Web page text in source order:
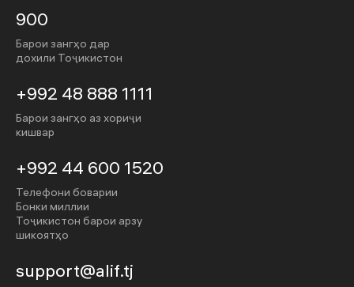
900
Барои зангҳо дар
дохили Тоҷикистон
+992 48 888 1111
Барои зангҳо аз хориҷи
кишвар
+992 44 600 1520
Телефони боварии
Бонки миллии
Тоҷикистон барои арзу
шикоятҳо
support@alif.tj